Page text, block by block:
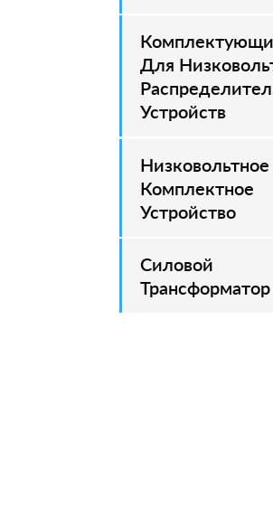
Для
Устройств
Низковольтное
Комплектное
Устройство
Силовой
Трансформатор
–